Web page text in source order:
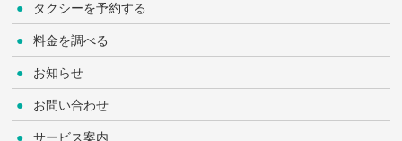
タクシーを予約する
料金を調べる
お知らせ
お問い合わせ
サービス案内